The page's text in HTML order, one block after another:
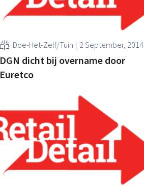
Doe-Het-Zelf/Tuin 2 September, 2014
DGN dicht bij overname door
Euretco